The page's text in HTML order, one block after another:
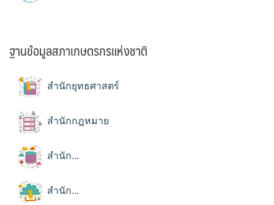
ฐานข้อมูลสภาเกษตรกรแห่งชาติ
สำนักยุทธศาสตร์
สำนักกฎหมาย
สำนัก...
สำนัก...